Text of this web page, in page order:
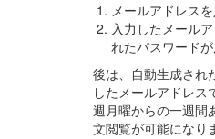
メールアドレス
入力したメール
れたパスワード
後は、自動生成され
したメールアドレス
週月曜からの一週間
文閲覧が可能になり